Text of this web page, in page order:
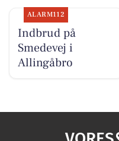
ALARM112
Indbrud på
Smedevej i
Allingåbro